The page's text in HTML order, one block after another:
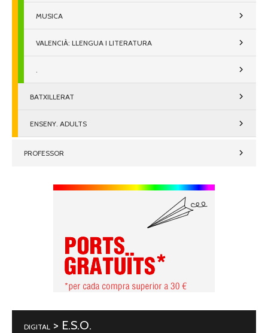
MUSICA
VALENCIÀ: LLENGUA I LITERATURA
.
BATXILLERAT
ENSENY. ADULTS
PROFESSOR
DIGITAL > E.S.O.